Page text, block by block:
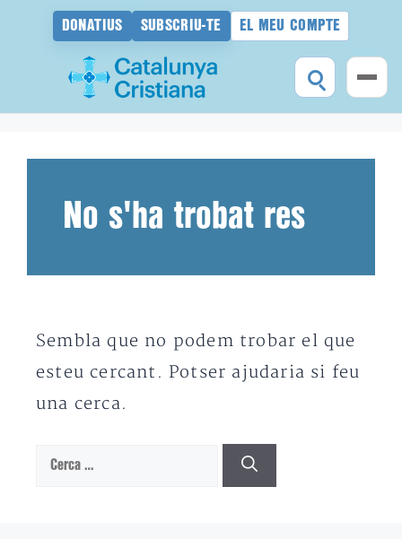
DONATIUS SUBSCRIU-TE EL MEU COMPTE
No s'ha trobat res
Sembla que no podem trobar el que
esteu cercant. Potser ajudaria si feu
una cerca.
Cerca: